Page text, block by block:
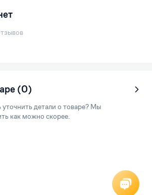
(0)
детали о товаре? Мы
как можно скорее.